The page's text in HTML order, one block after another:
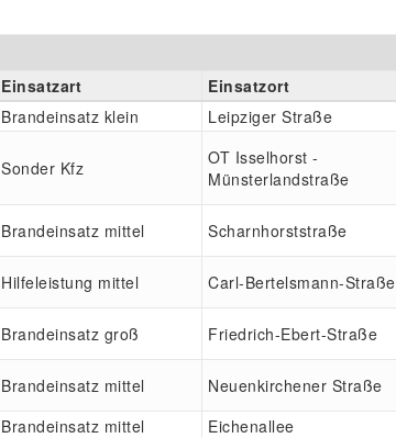
Einsatzart Einsatzort
Brandeinsatz klein Leipziger Straße
Sonder Kfz
OT Isselhorst -
Münsterlandstraße
Brandeinsatz mittel Scharnhorststraße
Hilfeleistung mittel Carl-Bertelsmann-Straße
Brandeinsatz groß Friedrich-Ebert-Straße
Brandeinsatz mittel Neuenkirchener Straße
Brandeinsatz mittel Eichenallee